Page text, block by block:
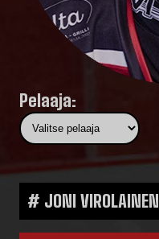
Pelaaja:
# JONI VIROLAINEN